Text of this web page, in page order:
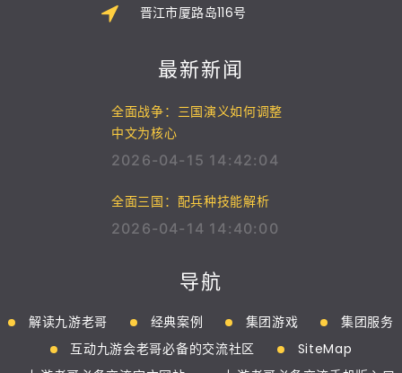
晋江市厦路岛116号
最新新闻
全面战争：三国演义如何调整
中文为核心
2026-04-15 14:42:04
全面三国：配兵种技能解析
2026-04-14 14:40:00
导航
解读九游老哥 经典案例 集团游戏
集团服务
互动九游会老哥必备的交流社区
SiteMap